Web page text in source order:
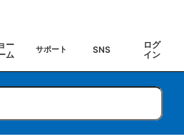
ー
ム
サポート SNS
ログ
イン